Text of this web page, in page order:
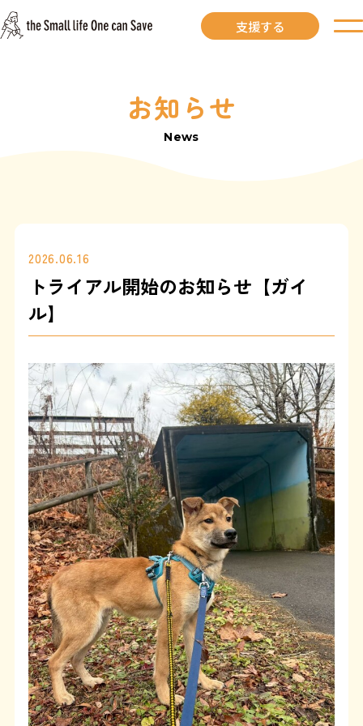
お知らせ
よくある質問
SHOP
ブログ
協賛企業について
支援する
お知らせ
News
2026.06.16
トライアル開始のお知らせ【ガイ
ル】